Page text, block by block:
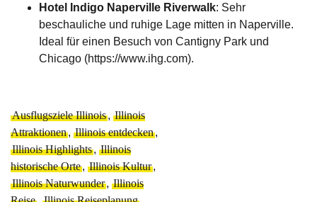
Hotel Indigo Naperville Riverwalk: Sehr
beschauliche und ruhige Lage mitten in Naperville.
Ideal für einen Besuch von Cantigny Park und
Chicago (https://www.ihg.com).
Ausflugsziele Illinois, Illinois
Attraktionen, Illinois entdecken,
Illinois Highlights, Illinois
historische Orte, Illinois Kultur,
Illinois Naturwunder, Illinois